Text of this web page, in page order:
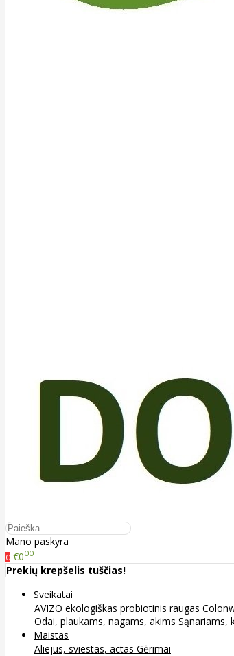
Mano paskyra
0 €000
Prekių krepšelis tuščias!
Sveikatai
AVIZO ekologiškas probiotinis raugas
Odai, plaukams, nagams, akims Sąnariams,
Maistas
Aliejus, sviestas, actas Gėrimai